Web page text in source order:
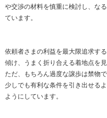
や交渉の材料を慎重に検討し、な
ています。
依頼者さまの利益を最大限追求す
傾け、うまく折り合える着地点を
ただ、もちろん過度な譲歩は禁物で
少しでも有利な条件を引き出せる
ようにしています。